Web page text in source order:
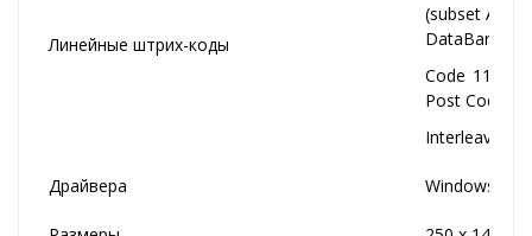
Линейные штрих-коды
(subset A, B,
DataBar,
Code 11,
Post Code,
Interleaved
Драйвера Windows XP,